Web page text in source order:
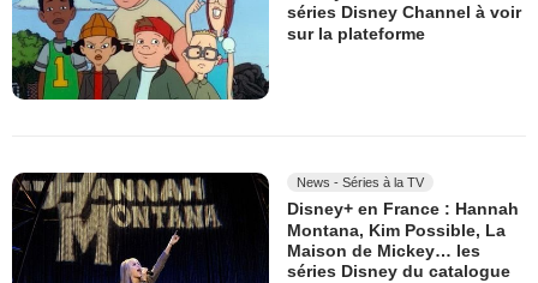
séries Disney Channel à voir
sur la plateforme
News - Séries à la TV
Disney+ en France : Hannah
Montana, Kim Possible, La
Maison de Mickey… les
séries Disney du catalogue